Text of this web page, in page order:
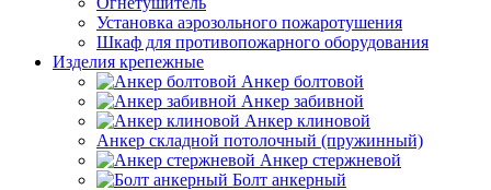
Установка аэрозольного пожаротушения
Шкаф для противопожарного оборудования
Изделия крепежные
Анкер болтовой
Анкер забивной
Анкер клиновой
Анкер складной потолочный (пружинный)
Анкер стержневой
Болт анкерный